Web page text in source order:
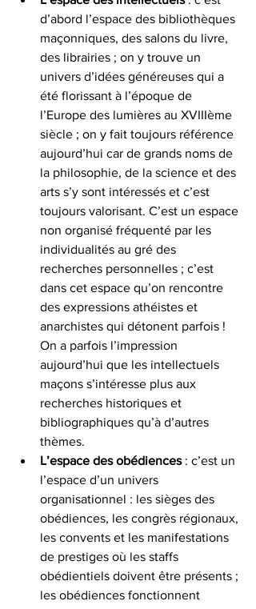
d’abord l’espace des bibliothèques
maçonniques, des salons du livre,
des librairies ; on y trouve un
univers d’idées généreuses qui a
été florissant à l’époque de
l’Europe des lumières au XVIIIème
siècle ; on y fait toujours référence
aujourd’hui car de grands noms de
la philosophie, de la science et des
arts s’y sont intéressés et c’est
toujours valorisant. C’est un espace
non organisé fréquenté par les
individualités au gré des
recherches personnelles ; c’est
dans cet espace qu’on rencontre
des expressions athéistes et
anarchistes qui détonent parfois !
On a parfois l’impression
aujourd’hui que les intellectuels
maçons s’intéresse plus aux
recherches historiques et
bibliographiques qu’à d’autres
thèmes.
L’espace des obédiences : c’est un
l’espace d’un univers
organisationnel : les sièges des
obédiences, les congrès régionaux,
les convents et les manifestations
de prestiges où les staffs
obédientiels doivent être présents ;
les obédiences fonctionnent